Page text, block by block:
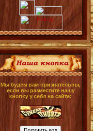
Мы будем вам признательны,
если вы разместите нашу
кнопку у себя на сайте: